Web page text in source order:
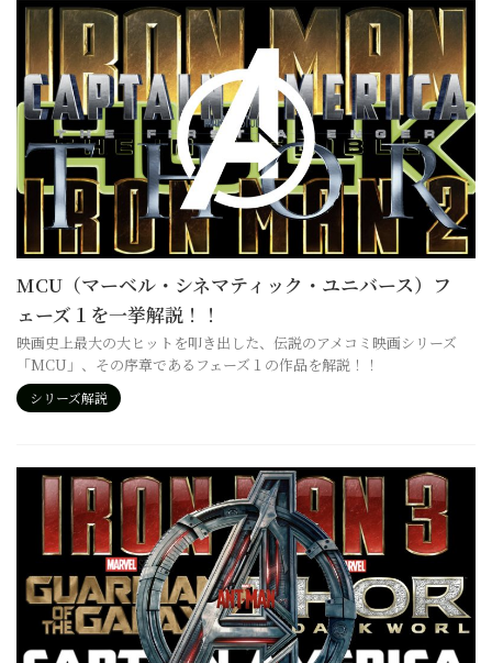
MCU（マーベル・シネマティック・ユニバース）フ
ェーズ１を一挙解説！！
映画史上最大の大ヒットを叩き出した、伝説のアメコミ映画シリーズ
「MCU」、その序章であるフェーズ１の作品を解説！！
シリーズ解説